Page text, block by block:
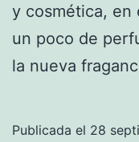
y cosmética, en
un poco de
la nueva
Publicada el 28